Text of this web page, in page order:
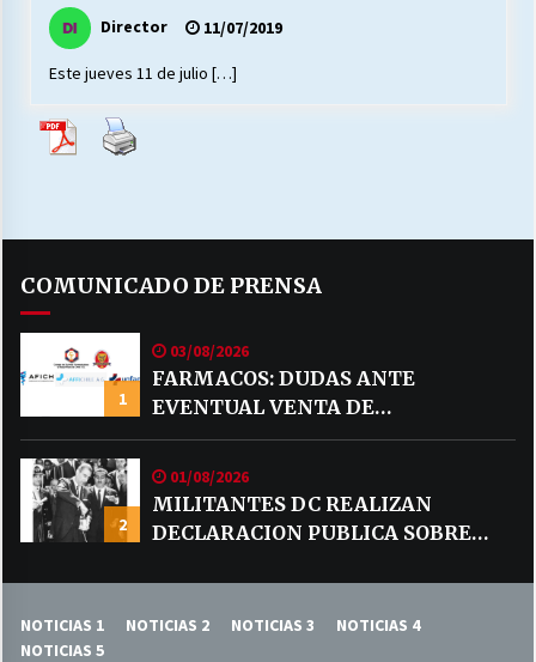
06/04/2026
Director 11/07/2019
Este jueves 11 de julio […]
COMUNICADO DE PRENSA
1
03/08/2026
FARMACOS: DUDAS ANTE
EVENTUAL VENTA DE
MEDICAMENTOS POR MERCADO
LIBRE
2
01/08/2026
MILITANTES DC REALIZAN
DECLARACION PUBLICA SOBRE
NOTICIAS 1 NOTICIAS 2 NOTICIAS 3
NOTICIAS 4
NOTICIAS 5